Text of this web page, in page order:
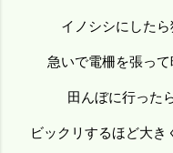
イノシシにしたら
急いで電柵を張っ
田んぼに行った
ビックリするほど大き